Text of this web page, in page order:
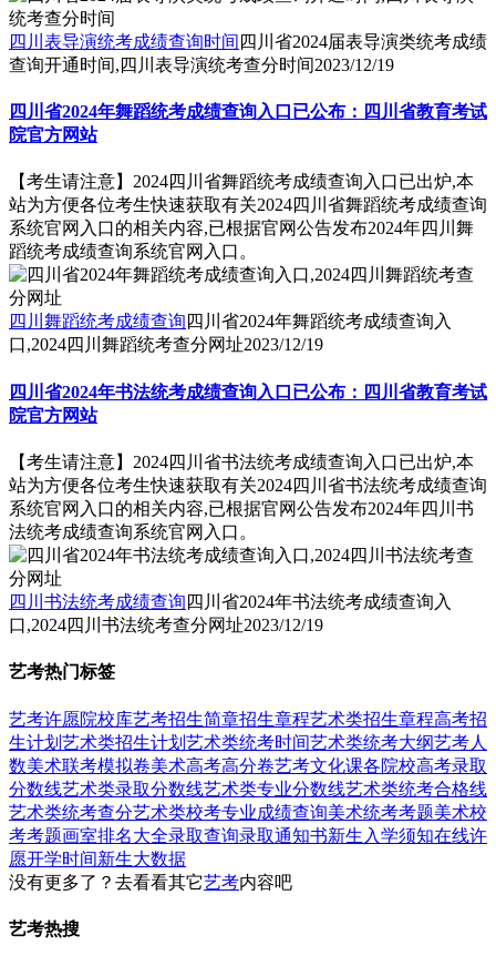
四川表导演统考成绩查询时间 四川省2024届表导演类统考成绩
查询开通时间,四川表导演统考查分时间2023/12/19
四川省2024年舞蹈统考成绩查询入口已公布：四川省教育考试
院官方网站
【考生请注意】2024四川省舞蹈统考成绩查询入口已出炉,本
站为方便各位考生快速获取有关2024四川省舞蹈统考成绩查询
系统官网入口的相关内容,已根据官网公告发布2024年四川舞
蹈统考成绩查询系统官网入口。
四川舞蹈统考成绩查询 四川省2024年舞蹈统考成绩查询入
口,2024四川舞蹈统考查分网址2023/12/19
四川省2024年书法统考成绩查询入口已公布：四川省教育考试
院官方网站
【考生请注意】2024四川省书法统考成绩查询入口已出炉,本
站为方便各位考生快速获取有关2024四川省书法统考成绩查询
系统官网入口的相关内容,已根据官网公告发布2024年四川书
法统考成绩查询系统官网入口。
四川书法统考成绩查询 四川省2024年书法统考成绩查询入
口,2024四川书法统考查分网址2023/12/19
艺考热门标签
艺考许愿院校库艺考招生简章招生章程艺术类招生章程高考招
生计划 艺术类招生计划 艺术类统考时间艺术类统考大纲艺考人
数美术联考模拟卷美术高考高分卷艺考文化课各院校高考录取
分数线艺术类录取分数线艺术类专业分数线艺术类统考合格线
艺术类统考查分艺术类校考专业成绩查询美术统考考题美术校
考考题画室排名大全录取查询录取通知书新生入学须知在线许
愿开学时间新生大数据
没有更多了？去看看其它艺考内容吧
艺考热搜